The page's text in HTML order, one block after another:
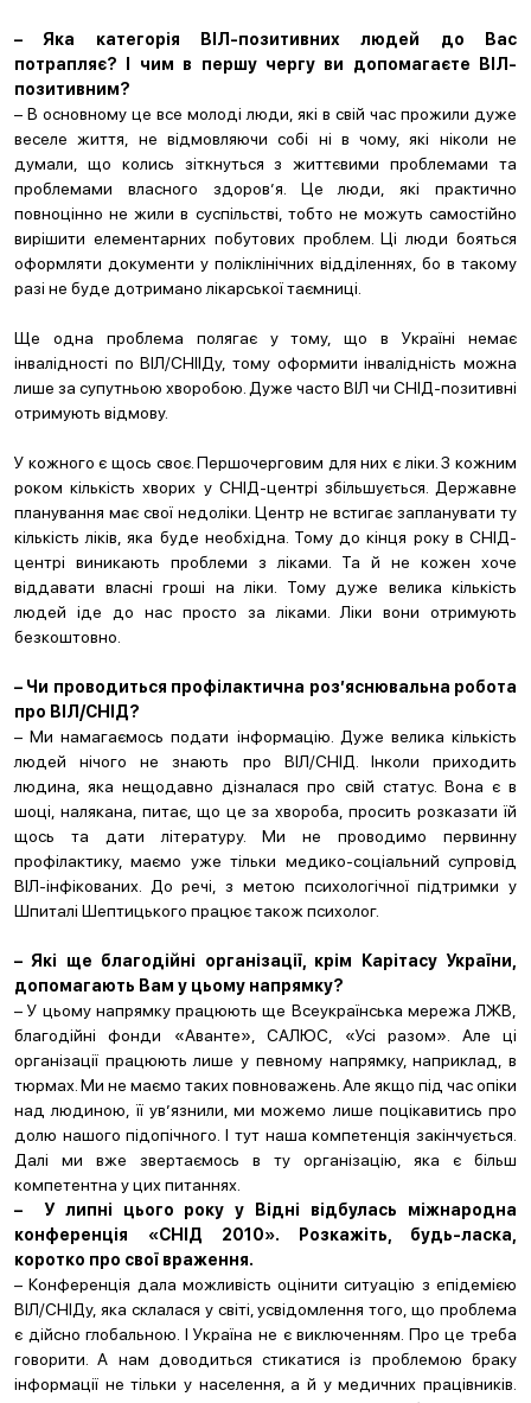
– Яка категорія ВІЛ-позитивних людей до Вас
потрапляє? І чим в першу чергу ви допомагаєте ВІЛ-
позитивним?
– В основному це все молоді люди, які в свій час прожили дуже
веселе життя, не відмовляючи собі ні в чому, які ніколи не
думали, що колись зіткнуться з життєвими проблемами та
проблемами власного здоров’я. Це люди, які практично
повноцінно не жили в суспільстві, тобто не можуть самостійно
вирішити елементарних побутових проблем. Ці люди бояться
оформляти документи у поліклінічних відділеннях, бо в такому
разі не буде дотримано лікарської таємниці.
Ще одна проблема полягає у тому, що в Україні немає
інвалідності по ВІЛ/СНІІДу, тому оформити інвалідність можна
лише за супутньою хворобою. Дуже часто ВІЛ чи СНІД-позитивні
отримують відмову.
У кожного є щось своє. Першочерговим для них є ліки. З кожним
роком кількість хворих у СНІД-центрі збільшується. Державне
планування має свої недоліки. Центр не встигає запланувати ту
кількість ліків, яка буде необхідна. Тому до кінця року в СНІД-
центрі виникають проблеми з ліками. Та й не кожен хоче
віддавати власні гроші на ліки. Тому дуже велика кількість
людей іде до нас просто за ліками. Ліки вони отримують
безкоштовно.
– Чи проводиться профілактична роз’яснювальна робота
про ВІЛ/СНІД?
– Ми намагаємось подати інформацію. Дуже велика кількість
людей нічого не знають про ВІЛ/СНІД. Інколи приходить
людина, яка нещодавно дізналася про свій статус. Вона є в
шоці, налякана, питає, що це за хвороба, просить розказати їй
щось та дати літературу. Ми не проводимо первинну
профілактику, маємо уже тільки медико-соціальний супровід
ВІЛ-інфікованих. До речі, з метою психологічної підтримки у
Шпиталі Шептицького працює також психолог.
– Які ще благодійні організації, крім Карітасу України,
допомагають Вам у цьому напрямку?
– У цьому напрямку працюють ще Всеукраїнська мережа ЛЖВ,
благодійні фонди «Аванте», САЛЮС, «Усі разом». Але ці
організації працюють лише у певному напрямку, наприклад, в
тюрмах. Ми не маємо таких повноважень. Але якщо під час опіки
над людиною, її ув’язнили, ми можемо лише поцікавитись про
долю нашого підопічного. І тут наша компетенція закінчується.
Далі ми вже звертаємось в ту організацію, яка є більш
компетентна у цих питаннях.
– У липні цього року у Відні відбулась міжнародна
конференція «СНІД 2010». Розкажіть, будь-ласка,
коротко про свої враження.
– Конференція дала можливість оцінити ситуацію з епідемією
ВІЛ/СНІДу, яка склалася у світі, усвідомлення того, що проблема
є дійсно глобальною. І Україна не є виключенням. Про це треба
говорити. А нам доводиться стикатися із проблемою браку
інформації не тільки у населення, а й у медичних працівників.